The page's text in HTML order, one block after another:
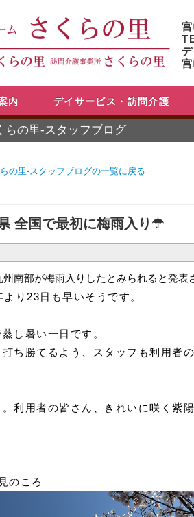
内 デイサービス・訪問介護
らの里-スタッフブログ
の里-スタッフブログの一覧に戻る
全国で最初に梅雨入り☂
南部が梅雨入りしたとみられると発表
り23日も早いそうです。
し暑い一日です。
ち勝てるよう、スタッフも利用者
利用者の皆さん、きれいに咲く紫
のころ